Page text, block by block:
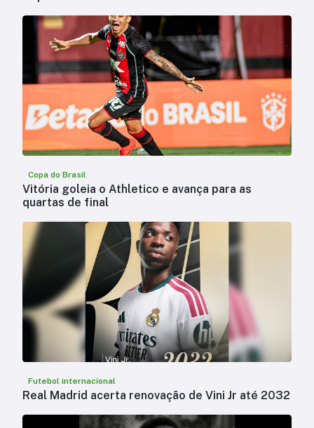
Copa do Brasil
Vitória goleia o Athletico e avança para as
quartas de final
Futebol internacional
Real Madrid acerta renovação de Vini Jr até 2032